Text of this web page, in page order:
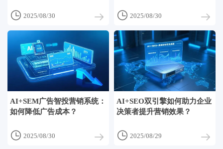
 2025/08/30  2025/08/30
AI+SEM广告智投营销系统：
如何降低广告成本？
 2025/08/30
AI+SEO双引擎如何助力企业
决策者提升营销效果？
 2025/08/29